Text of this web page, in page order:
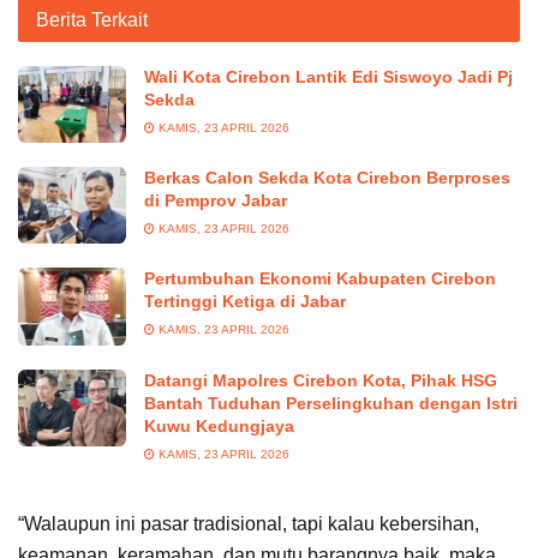
Berita Terkait
Wali Kota Cirebon Lantik Edi Siswoyo Jadi Pj
Sekda
KAMIS, 23 APRIL 2026
Berkas Calon Sekda Kota Cirebon Berproses
di Pemprov Jabar
KAMIS, 23 APRIL 2026
Pertumbuhan Ekonomi Kabupaten Cirebon
Tertinggi Ketiga di Jabar
KAMIS, 23 APRIL 2026
Datangi Mapolres Cirebon Kota, Pihak HSG
Bantah Tuduhan Perselingkuhan dengan Istri
Kuwu Kedungjaya
KAMIS, 23 APRIL 2026
“Walaupun ini pasar tradisional, tapi kalau kebersihan,